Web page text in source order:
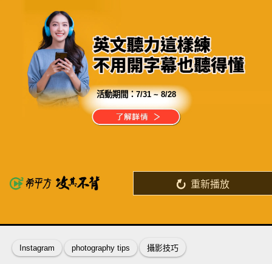
活動期間：7/31 ~ 8/28
重新播放
拖垮你學英文的信心
了解詳情
Instagram photography tips 攝影技巧